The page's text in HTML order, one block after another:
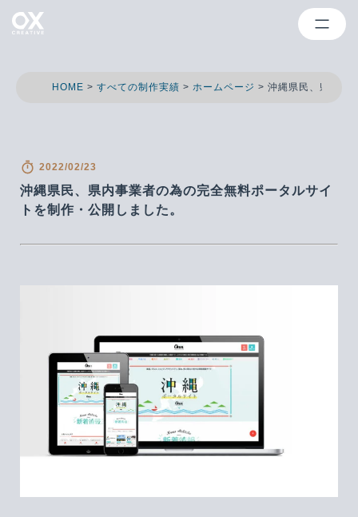
HOME > すべての制作実績 > ホームページ > 沖縄県民、県内事
2022/02/23
沖縄県民、県内事業者の為の完全無料ポータルサイ
トを制作・公開しました。